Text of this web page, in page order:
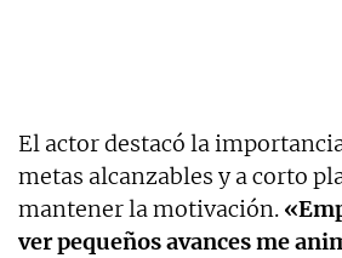
El actor destacó la
metas alcanzables y a corto
mantener la motivación.
ver pequeños avances me